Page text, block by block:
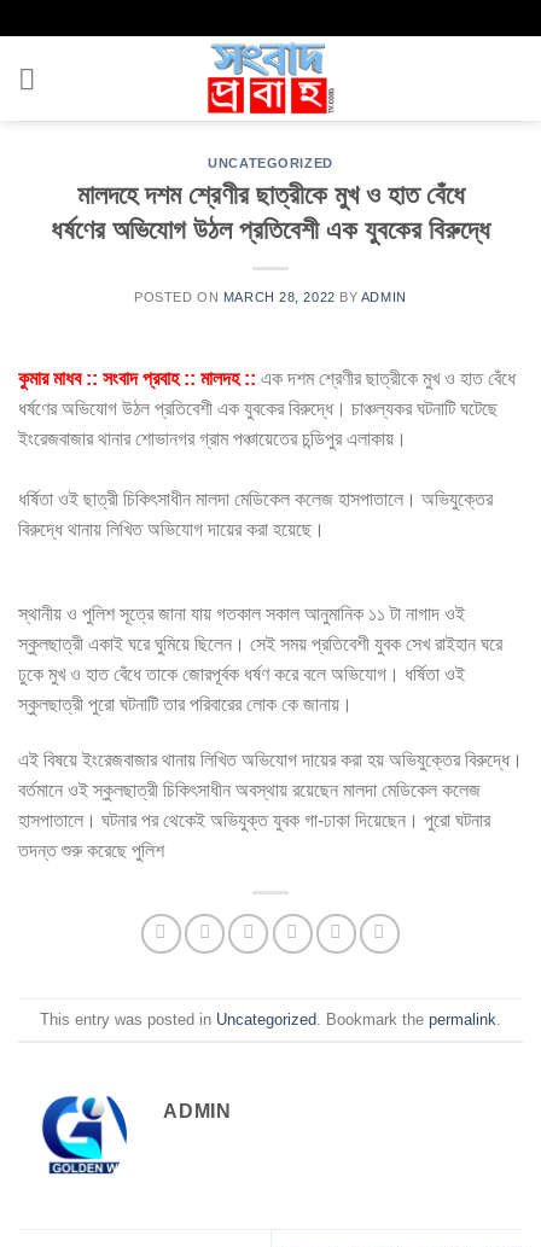
content
UNCATEGORIZED
মালদহে দশম শ্রেণীর ছাত্রীকে মুখ ও হাত বেঁধে
ধর্ষণের অভিযোগ উঠল প্রতিবেশী এক যুবকের বিরুদ্ধে
POSTED ON MARCH 28, 2022 BY ADMIN
কুমার মাধব :: সংবাদ প্রবাহ :: মালদহ :: এক দশম শ্রেণীর ছাত্রীকে মুখ ও হাত বেঁধে
ধর্ষণের অভিযোগ উঠল প্রতিবেশী এক যুবকের বিরুদ্ধে। চাঞ্চল্যকর ঘটনাটি ঘটেছে
ইংরেজবাজার থানার শোভানগর গ্রাম পঞ্চায়েতের চন্ডিপুর এলাকায়।
ধর্ষিতা ওই ছাত্রী চিকিৎসাধীন মালদা মেডিকেল কলেজ হাসপাতালে। অভিযুক্তের
বিরুদ্ধে থানায় লিখিত অভিযোগ দায়ের করা হয়েছে।
স্থানীয় ও পুলিশ সূত্রে জানা যায় গতকাল সকাল আনুমানিক ১১ টা নাগাদ ওই
স্কুলছাত্রী একাই ঘরে ঘুমিয়ে ছিলেন। সেই সময় প্রতিবেশী যুবক সেখ রাইহান ঘরে
ঢুকে মুখ ও হাত বেঁধে তাকে জোরপূর্বক ধর্ষণ করে বলে অভিযোগ। ধর্ষিতা ওই
স্কুলছাত্রী পুরো ঘটনাটি তার পরিবারের লোক কে জানায়।
এই বিষয়ে ইংরেজবাজার থানায় লিখিত অভিযোগ দায়ের করা হয় অভিযুক্তের বিরুদ্ধে।
বর্তমানে ওই স্কুলছাত্রী চিকিৎসাধীন অবস্থায় রয়েছেন মালদা মেডিকেল কলেজ
হাসপাতালে। ঘটনার পর থেকেই অভিযুক্ত যুবক গা-ঢাকা দিয়েছেন। পুরো ঘটনার
তদন্ত শুরু করেছে পুলিশ
This entry was posted in Uncategorized . Bookmark the permalink
ADMIN